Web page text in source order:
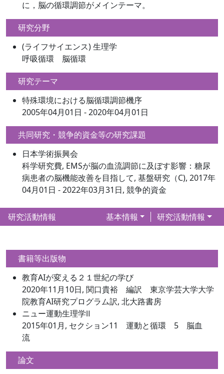
に，脳の循環調節がメインテーマ。
研究分野
(ライフサイエンス) 生理学
呼吸循環 脳循環
研究テーマ
特殊環境における脳循環調節機序
2005年04月01日 - 2020年04月01日
共同研究・競争的資金等の研究課題
日本学術振興会
科学研究費, EMSが脳の血流調節に及ぼす影響：糖尿
病患者の脳機能改善を目指して, 基盤研究（C), 2017年
04月01日 - 2022年03月31日, 競争的資金
研究活動情報 基本情報 研究活動情報
書籍等出版物
教育AIが変える２１世紀の学び
2020年11月10日, 関口貴裕 編訳 東京学芸大学大学
院教育AI研究プログラム訳, 北大路書房
ニュー運動生理学Ⅱ
2015年01月, セクション11 運動と循環 5 脳血
流
論文